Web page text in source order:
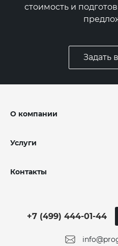
стоимость и
Задать
О компании
Услуги
Контакты
+7 (499) 444-01-44